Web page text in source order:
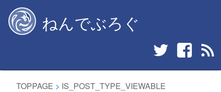
content
ねんでぶろぐ
TOPPAGE > IS_POST_TYPE_VIEWABLE